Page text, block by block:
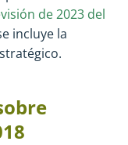
de 2023 del
incluye la